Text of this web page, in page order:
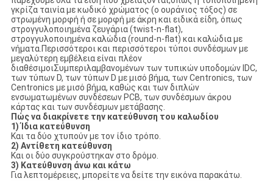
γκρίζα ταινία με κωδικό χρώματος (ο ουράνιος τόξος) σε
στρωμένη μορφή ή σε μορφή με άκρη και ειδικά είδη, όπως
στρογγυλοποιημένα ζευγάρια (twist-n-flat),
στρογγυλοποιημένα καλώδια (round-n-flat) και καλώδια με
νήματα.Περισσότεροι και περισσότεροι τύποι συνδέσμων με
μεγαλύτερη εμβέλεια είναι πλέον
διαθέσιμοιΣυμπεριλαμβανομένων των τυπικών υποδομών IDC,
των τύπων D, των τύπων D με μισό βήμα, των Centronics, των
Centronics με μισό βήμα, καθώς και των διπλών
ενσωματωμένων συνδέσεων PCB, των συνδέσμων άκρου
κάρτας και των συνδέσμων μετάβασης.
Πώς να διακρίνετε την κατεύθυνση του καλωδίου
1) Ίδια κατεύθυνση
Και τα δύο χτυπούν με τον ίδιο τρόπο.
2) Αντίθετη κατεύθυνση
Και οι δύο συγκρούστηκαν στο δρόμο.
3) Κατεύθυνση άνω και κάτω
Για λεπτομέρειες, μπορείτε να δείτε την εικόνα παρακάτω.